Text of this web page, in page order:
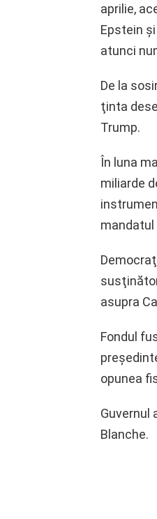
aprilie,
Epstein
atunci
De la
ţinta
Trump.
În luna
miliarde
mandatul
asupra
Fondul
opunea
Guvernul
Blanche.